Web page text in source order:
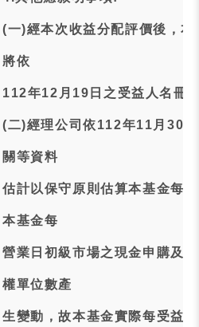
(一)經本次收益分配評價後，
將依
112年12月19日之受益人名冊
(二)經理公司依112年11月30
關等資料
估計以保守原則估算本基金每
本基金每
營業日初級市場之現金申購及
權單位數產
生變動，故本基金實際每受益